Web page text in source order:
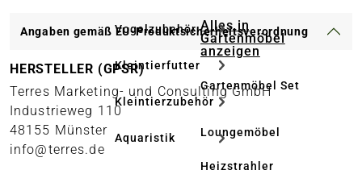
Vogelzubehör
Kleintierfutter
Kleintierzubehör
Aquaristik
Alles in
Gartenmöbel
anzeigen
Gartenmöbel Set
Loungemöbel
Heizstrahler
Angaben gemäß EU-Produktsicherheitsverordnung
HERSTELLER (GPSR)
Terres Marketing- und Consulting GmbH
Industrieweg 110
48155 Münster
info@terres.de